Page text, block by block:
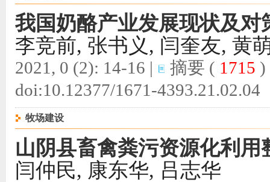
我国奶酪产业发展现状及对
李竞前, 张书义, 闫奎友, 黄
2021, 0 (2): 14-16 | 摘要 ( 1715
doi:10.12377/1671-4393.21.02.04
牧场建设
山阴县畜禽粪污资源化利
闫仲民, 康东华, 吕志华